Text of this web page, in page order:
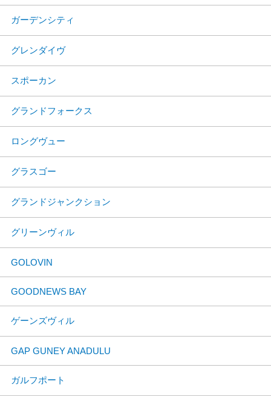
ガーデンシティ
グレンダイヴ
スポーカン
グランドフォークス
ロングヴュー
グラスゴー
グランドジャンクション
グリーンヴィル
GOLOVIN
GOODNEWS BAY
ゲーンズヴィル
GAP GUNEY ANADULU
ガルフポート